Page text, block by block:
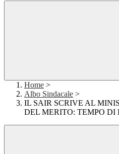
Home >
Albo Sindacale >
IL SAIR SCRIVE AL
DEL MERITO: TEMPO DI